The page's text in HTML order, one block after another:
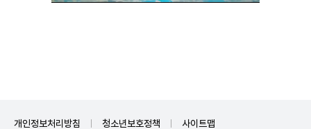
개인정보처리방침 청소년보호정책 사이트맵